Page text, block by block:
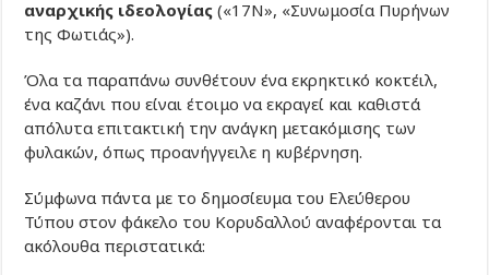
αναρχικής ιδεολογίας («17Ν», «Συνωμοσία Πυρήνων
της Φωτιάς»).
Όλα τα παραπάνω συνθέτουν ένα εκρηκτικό κοκτέιλ,
ένα καζάνι που είναι έτοιμο να εκραγεί και καθιστά
απόλυτα επιτακτική την ανάγκη μετακόμισης των
φυλακών, όπως προανήγγειλε η κυβέρνηση.
Σύμφωνα πάντα με το δημοσίευμα του Ελεύθερου
Τύπου στον φάκελο του Κορυδαλλού αναφέρονται τα
ακόλουθα περιστατικά: